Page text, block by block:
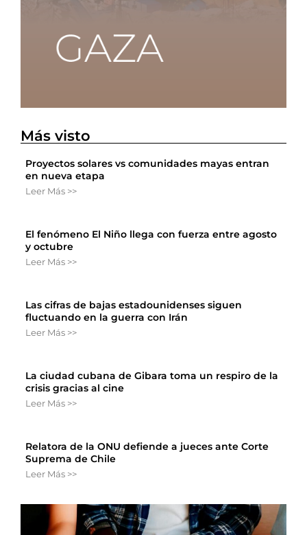
Más visto
Proyectos solares vs comunidades mayas entran
en nueva etapa
Leer Más >>
El fenómeno El Niño llega con fuerza entre agosto
y octubre
Leer Más >>
Las cifras de bajas estadounidenses siguen
fluctuando en la guerra con Irán
Leer Más >>
La ciudad cubana de Gibara toma un respiro de la
crisis gracias al cine
Leer Más >>
Relatora de la ONU defiende a jueces ante Corte
Suprema de Chile
Leer Más >>